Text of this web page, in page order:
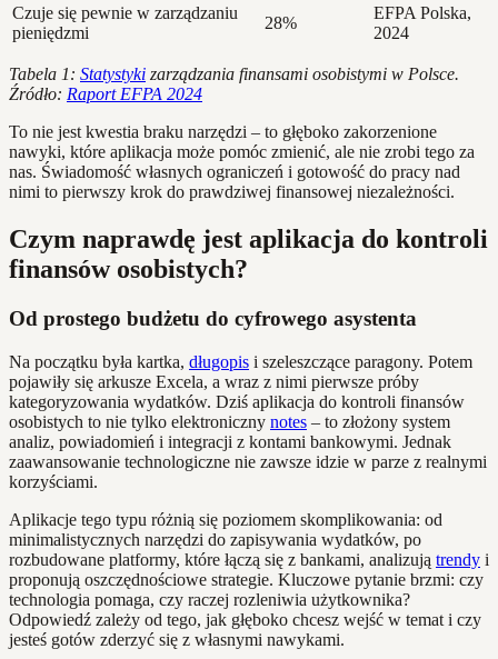
Czuje się pewnie w zarządzaniu
pieniędzmi
28%
EFPA Polska,
2024
Tabela 1: Statystyki zarządzania finansami osobistymi w Polsce.
Źródło: Raport EFPA 2024
To nie jest kwestia braku narzędzi – to głęboko zakorzenione
nawyki, które aplikacja może pomóc zmienić, ale nie zrobi tego za
nas. Świadomość własnych ograniczeń i gotowość do pracy nad
nimi to pierwszy krok do prawdziwej finansowej niezależności.
Czym naprawdę jest aplikacja do kontroli
finansów osobistych?
Od prostego budżetu do cyfrowego asystenta
Na początku była kartka, długopis i szeleszczące paragony. Potem
pojawiły się arkusze Excela, a wraz z nimi pierwsze próby
kategoryzowania wydatków. Dziś aplikacja do kontroli finansów
osobistych to nie tylko elektroniczny notes – to złożony system
analiz, powiadomień i integracji z kontami bankowymi. Jednak
zaawansowanie technologiczne nie zawsze idzie w parze z realnymi
korzyściami.
Aplikacje tego typu różnią się poziomem skomplikowania: od
minimalistycznych narzędzi do zapisywania wydatków, po
rozbudowane platformy, które łączą się z bankami, analizują trendy i
proponują oszczędnościowe strategie. Kluczowe pytanie brzmi: czy
technologia pomaga, czy raczej rozleniwia użytkownika?
Odpowiedź zależy od tego, jak głęboko chcesz wejść w temat i czy
jesteś gotów zderzyć się z własnymi nawykami.